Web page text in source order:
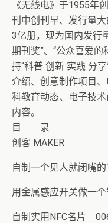
《无线电》于1955年
刊中创刊早、发行量
3亿册，现为国内发行
期刊奖”、“公众喜爱
持“科普 创新 实践 分
介绍、创意制作项目
科教育动态、电子技
内容。
目 录
创客 MAKER
自制一个见人就闭嘴
用金属感应开关做一
自制实用NFC名片